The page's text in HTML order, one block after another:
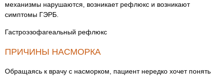
механизмы нарушаются, возникает рефлюкс и возникают
симптомы ГЭРБ.
Гастроэзофагеальный рефлюкс
ПРИЧИНЫ НАСМОРКА
Обращаясь к врачу с насморком, пациент нередко хочет понять